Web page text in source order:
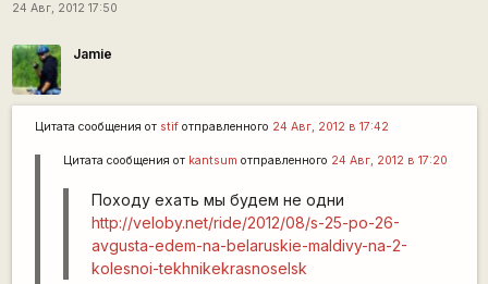
24 Авг, 2012 17:50
Jamie
Цитата сообщения от stifотправленного 24 Авг, 2012 в 17:42
Цитата сообщения от kantsum отправленного 24 Авг, 2012 в 17:20
Походу ехать мы будем не одни
http://veloby.net/ride/2012/08/s-25-po-26-
avgusta-edem-na-belaruskie-maldivy-na-2-
kolesnoi-tekhnikekrasnoselsk